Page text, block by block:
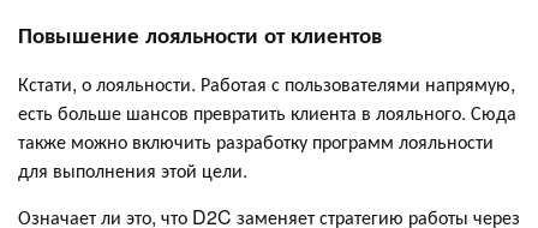
Повышение лояльности от клиентов
Кстати, о лояльности. Работая с пользователями напрямую,
есть больше шансов превратить клиента в лояльного. Сюда
также можно включить разработку программ лояльности
для выполнения этой цели.
Означает ли это, что D2C заменяет стратегию работы через